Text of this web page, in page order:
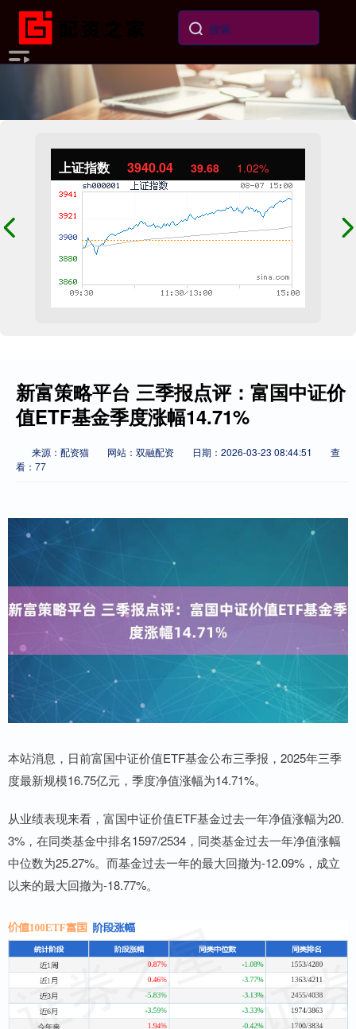
上证指数 3940.04 39.68 1.02%
新富策略平台 三季报点评：富国中证价
值ETF基金季度涨幅14.71%
来源：配资猫 网站：双融配资 日期：2026-03-23 08:44:51
查
看：77
本站消息，日前富国中证价值ETF基金公布三季报，2025年三季
度最新规模16.75亿元，季度净值涨幅为14.71%。
从业绩表现来看，富国中证价值ETF基金过去一年净值涨幅为20.
3%，在同类基金中排名1597/2534，同类基金过去一年净值涨幅
中位数为25.27%。而基金过去一年的最大回撤为-12.09%，成立
以来的最大回撤为-18.77%。